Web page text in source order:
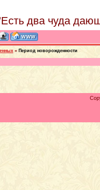
два чуда
» Период новорожденности